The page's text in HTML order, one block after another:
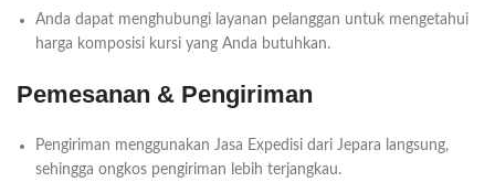
Anda dapat menghubungi layanan pelanggan untuk mengetahui
harga komposisi kursi yang Anda butuhkan.
Pemesanan & Pengiriman
Pengiriman menggunakan Jasa Expedisi dari Jepara langsung,
sehingga ongkos pengiriman lebih terjangkau.